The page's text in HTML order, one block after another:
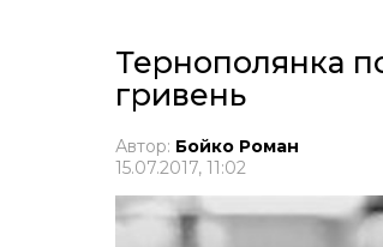
Тернополянка
гривень
Автор: Бойко Роман
15.07.2017, 11:02